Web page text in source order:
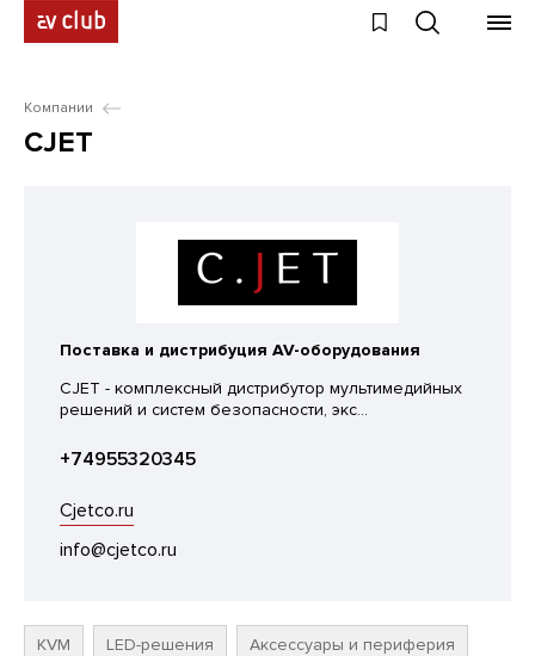
Компании
CJET
Поставка и дистрибуция AV-оборудования
CJET - комплексный дистрибутор мультимедийных
решений и систем безопасности, экс...
+74955320345
Cjetco.ru
info@cjetco.ru
KVM LED-решения Аксессуары и периферия